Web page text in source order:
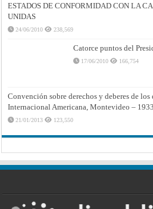
ESTADOS DE CONFORMIDAD CON LA
UNIDAS
24/06/2010 238,569
Catorce puntos del
17/06/2010 166,754
Convención sobre derechos y deberes de
Internacional Americana, Montevideo –
21/01/2013 123,550